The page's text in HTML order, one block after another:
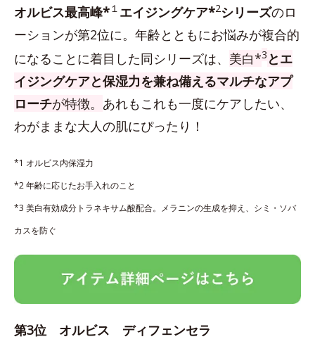
オルビス最高峰*１ エイジングケア*2シリーズのロ
ーションが第2位に。年齢とともにお悩みが複合的
になることに着目した同シリーズは、 美白*3 とエ
イジングケアと保湿力を兼ね備えるマルチなアプ
ローチが特徴。 あれもこれも一度にケアしたい、
わがままな大人の肌にぴったり！
*1 オルビス内保湿力
*2 年齢に応じたお手入れのこと
*3 美白有効成分トラネキサム酸配合。メラニンの生成を抑え、シミ・ソバ
カスを防ぐ
第3位 オルビス ディフェンセラ